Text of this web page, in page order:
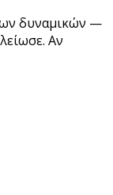
δυναμικών —
Αν